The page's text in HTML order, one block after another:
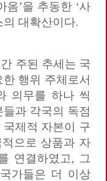
옴’을 추동한 ‘사
의 대확산이다.
주된 추세는 국
행위 주체로서
의무를 하나 씩
과 각국의 독점
제적 자본이 구
으로 상품과 자
연결하였고, 그
가들은 더 이상